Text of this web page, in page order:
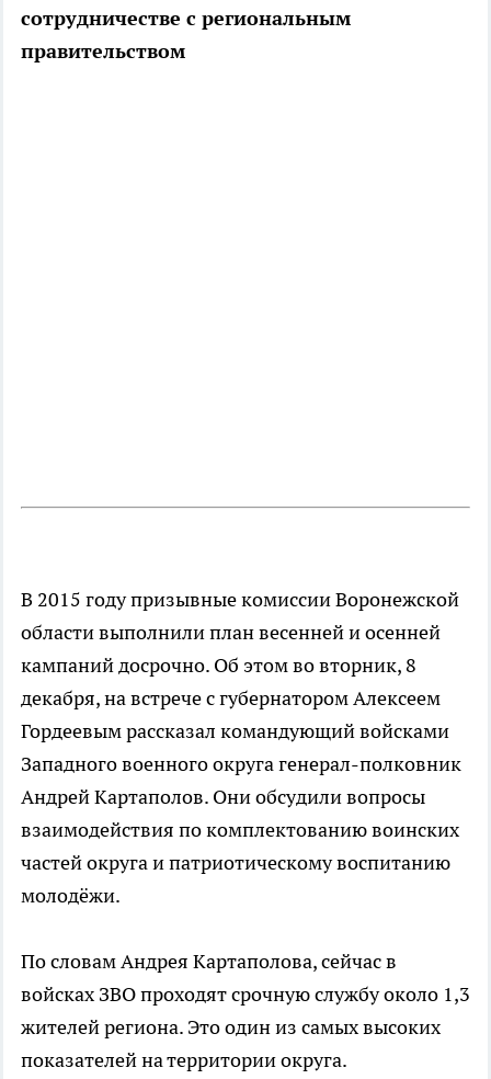
сотрудничестве с региональным
правительством
В 2015 году призывные комиссии Воронежской
области выполнили план весенней и осенней
кампаний досрочно. Об этом во вторник, 8
декабря, на встрече с губернатором Алексеем
Гордеевым рассказал командующий войсками
Западного военного округа генерал-полковник
Андрей Картаполов. Они обсудили вопросы
взаимодействия по комплектованию воинских
частей округа и патриотическому воспитанию
молодёжи.
По словам Андрея Картаполова, сейчас в
войсках ЗВО проходят срочную службу около 1,3
жителей региона. Это один из самых высоких
показателей на территории округа.